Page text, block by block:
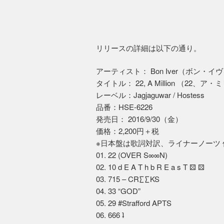
リリースの詳細は以下の通り。
アーティスト： Bon Iver（ボン・イヴ
タイトル： 22, A Million （22、ア・ミ
レーベル：Jagjaguwar / Hostess
品番：HSE-6226
発売日： 2016/9/30（金）
価格：2,200円＋税
※日本盤は歌詞対訳、ライナーノーツ
01. 22 (OVER S∞∞N)
02. 10 d E A T h b R E a s T ⚄ ⚄
03. 715 – CR∑∑KS
04. 33 “GOD”
05. 29 #Strafford APTS
06. 666 ʇ